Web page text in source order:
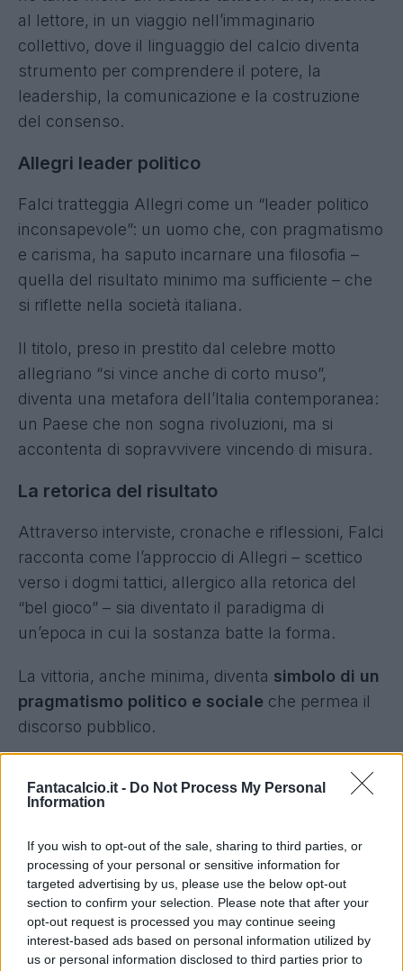
Fantacalcio.it - Do Not Process My Personal
Information
If you wish to opt-out of the sale, sharing to third parties, or
processing of your personal or sensitive information for
targeted advertising by us, please use the below opt-out
section to confirm your selection. Please note that after your
opt-out request is processed you may continue seeing
interest-based ads based on personal information utilized by
us or personal information disclosed to third parties prior to
al lettore, in un viaggio nell’immaginario
collettivo, dove il linguaggio del calcio diventa
strumento per comprendere il potere, la
leadership, la comunicazione e la costruzione
del consenso.
Allegri leader politico
Falci tratteggia Allegri come un “leader politico
inconsapevole”: un uomo che, con pragmatismo
e carisma, ha saputo incarnare una filosofia –
quella del risultato minimo ma sufficiente – che
si riflette nella società italiana.
Il titolo, preso in prestito dal celebre motto
allegriano “si vince anche di corto muso”,
diventa una metafora dell’Italia contemporanea:
un Paese che non sogna rivoluzioni, ma si
accontenta di sopravvivere vincendo di misura.
La retorica del risultato
Attraverso interviste, cronache e riflessioni, Falci
racconta come l’approccio di Allegri – scettico
verso i dogmi tattici, allergico alla retorica del
“bel gioco” – sia diventato il paradigma di
un’epoca in cui la sostanza batte la forma.
La vittoria, anche minima, diventa simbolo di un
pragmatismo politico e sociale che permea il
discorso pubblico.
personaggi: allenatori, dirigenti, tifosi e giornalisti
correnti ideologiche del calcio-politica. Falci
costruisce un parallelismo costante tra la
dialettica sportiva e quella partitica, tra
spogliatoio e Parlamento, tra panchina e
leadership istituzionale.